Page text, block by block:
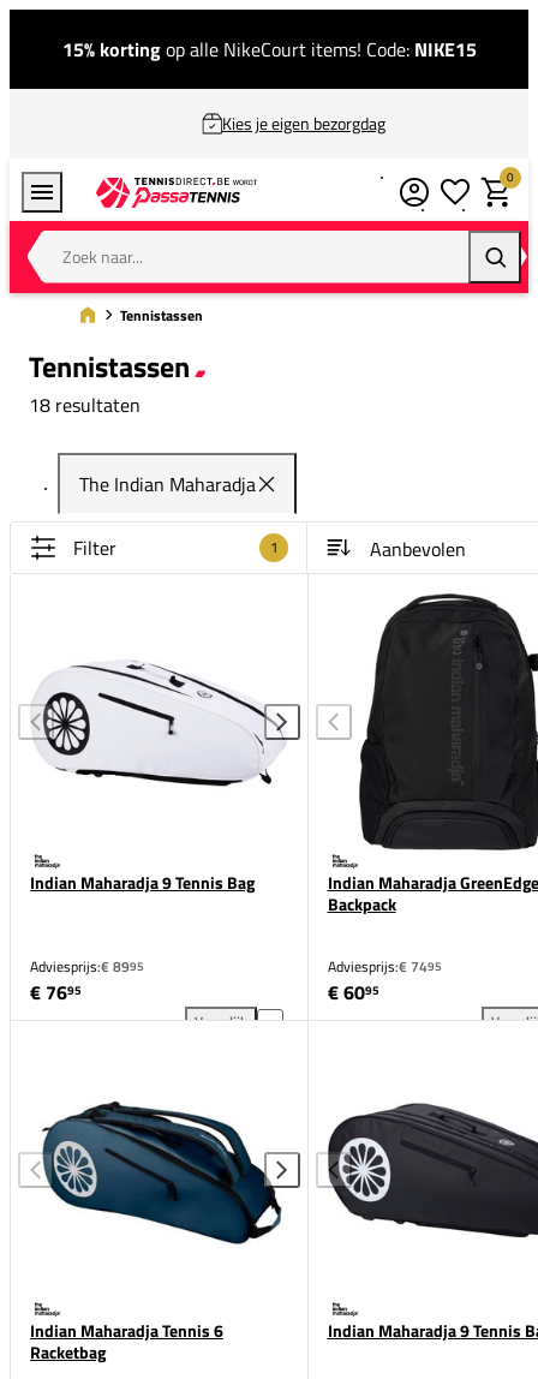
15% kortingop alle NikeCourt items! Code: NIKE15
Kies je eigen bezorgdag
Zoek naar...
0
Tennistassen
Tennistassen
18 resultaten
The Indian Maharadja
Filter 1
Indian Maharadja 9 Tennis Bag
Adviesprijs:€ 8995
€ 7695
Vergelijk
Indian Maharadja
Backpack
Adviesprijs:€ 7495
€ 6095
Indian Maharadja Tennis 6
Racketbag
Indian Maharadja 9 Tennis